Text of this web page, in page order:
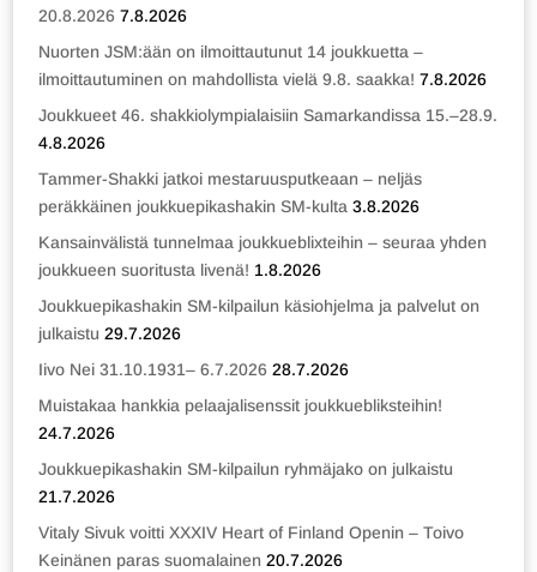
20.8.2026 7.8.2026
Nuorten JSM:ään on ilmoittautunut 14 joukkuetta –
ilmoittautuminen on mahdollista vielä 9.8. saakka! 7.8.2026
Joukkueet 46. shakkiolympialaisiin Samarkandissa 15.–28.9.
4.8.2026
Tammer-Shakki jatkoi mestaruusputkeaan – neljäs
peräkkäinen joukkuepikashakin SM-kulta 3.8.2026
Kansainvälistä tunnelmaa joukkueblixteihin – seuraa yhden
joukkueen suoritusta livenä! 1.8.2026
Joukkuepikashakin SM-kilpailun käsiohjelma ja palvelut on
julkaistu 29.7.2026
Iivo Nei 31.10.1931– 6.7.2026 28.7.2026
Muistakaa hankkia pelaajalisenssit joukkuebliksteihin!
24.7.2026
Joukkuepikashakin SM-kilpailun ryhmäjako on julkaistu
21.7.2026
Vitaly Sivuk voitti XXXIV Heart of Finland Openin – Toivo
Keinänen paras suomalainen 20.7.2026